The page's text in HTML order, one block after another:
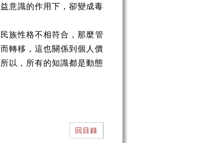
意識的作用下，卻變成毒
族性格不相符合，那麼管
轉移，這也關係到個人價
以，所有的知識都是動態
回目錄